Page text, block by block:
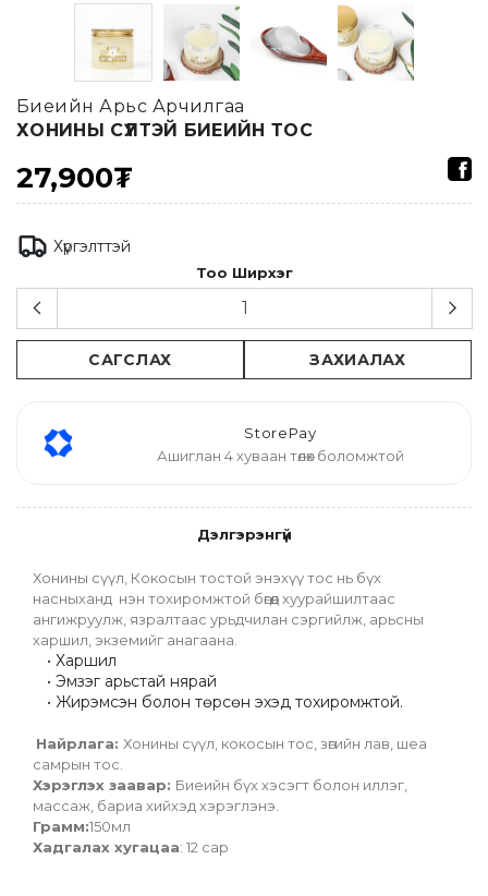
Биеийн Арьс Арчилгаа
ХОНИНЫ СҮҮЛТЭЙ БИЕИЙН ТОС
27,900₮
Хүргэлттэй
Тоо Ширхэг
САГСЛАХ ЗАХИАЛАХ
StorePay
Ашиглан 4 хуваан төлөх боломжтой
Дэлгэрэнгүй
Хонины сүүл, Кокосын тостой энэхүү тос нь бүх
насныханд  нэн тохиромжтой бөгөөд хуурайшилтаас
ангижруулж, язралтаас урьдчилан сэргийлж, арьсны
харшил, экземийг анагаана.
Харшил
Эмзэг арьстай нярай
Жирэмсэн болон төрсөн эхэд тохиромжтой.
Найрлага: Хонины сүүл, кокосын тос, зөгийн лав, шеа
самрын тос.
Хэрэглэх заавар: Биеийн бүх хэсэгт болон иллэг,
массаж, бариа хийхэд хэрэглэнэ.
Грамм:150мл
Хадгалах хугацаа: 12 сар